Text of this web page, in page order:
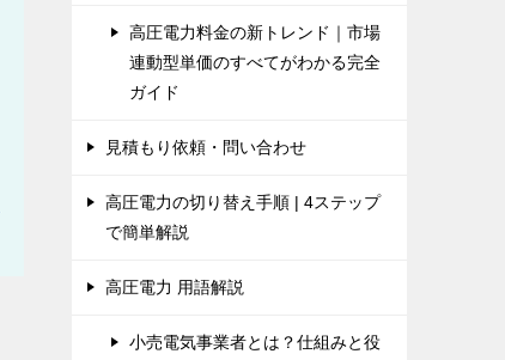
高圧電力料金の新トレンド｜市場
連動型単価のすべてがわかる完全
ガイド
見積もり依頼・問い合わせ
高圧電力の切り替え手順 | 4ステップ
で簡単解説
高圧電力 用語解説
小売電気事業者とは？仕組みと役